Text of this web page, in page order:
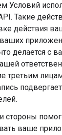
Условий
Такие
действия
делается с
третьим
стороны
ваше